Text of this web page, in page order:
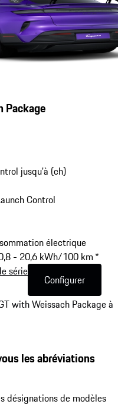
Package
jusqu'à (ch)
Control
électrique
- 20,6 kWh/100 km *
série
Configurer
with Weissach Package à
les abréviations
désignations de modèles